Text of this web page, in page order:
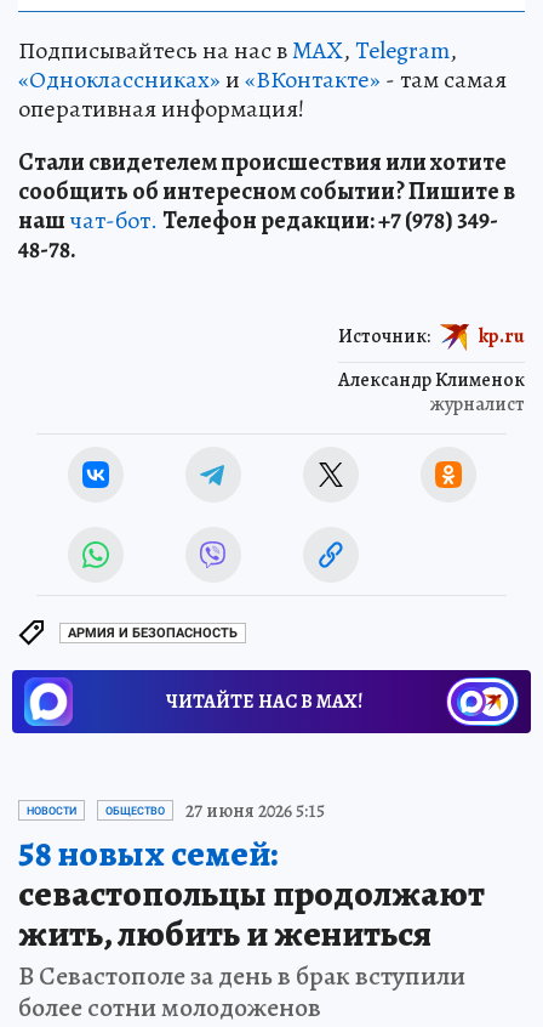
Подписывайтесь на нас вMAX,Telegram,
«Одноклассниках»и«ВКонтакте» - там самая
оперативная информация!
Стали свидетелем происшествия или хотите
сообщить об интересном событии? Пишите в
нашчат-бот. Телефон редакции: +7 (978) 349-
48-78.
Александр Клименок
журналист
Источник: kp.ru
АРМИЯ И БЕЗОПАСНОСТЬ
ЧИТАЙТЕ НАС В МАХ!
НОВОСТИ ОБЩЕСТВО 27 июня 2026 5:15
58 новых семей:
севастопольцы продолжают
жить, любить и жениться
В Севастополе за день в брак вступили
более сотни молодоженов